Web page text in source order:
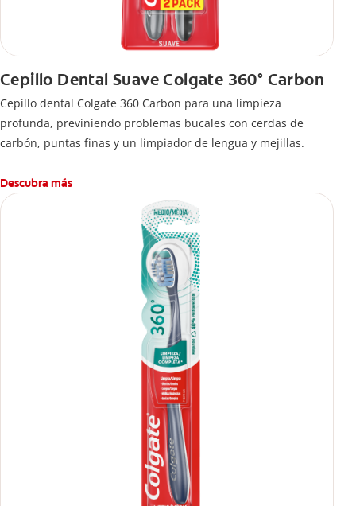
Cepillo Dental Suave Colgate 360° Carbon
Cepillo dental Colgate 360 ​​Carbon para una limpieza
profunda, previniendo problemas bucales con cerdas de
carbón, puntas finas y un limpiador de lengua y mejillas.
Descubra más